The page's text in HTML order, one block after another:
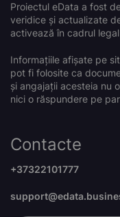
Proiectul eData a fost
veridice și actualizate
activează în cadrul
Informațiile afișate pe
pot fi folosite ca
și angajații acesteia nu
nici o răspundere pe
Contacte
+37322101777